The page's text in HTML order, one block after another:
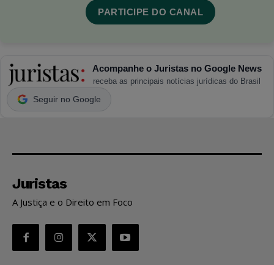
PARTICIPE DO CANAL
Acompanhe o Juristas no Google News
receba as principais notícias jurídicas do Brasil
Seguir no Google
Juristas
A Justiça e o Direito em Foco